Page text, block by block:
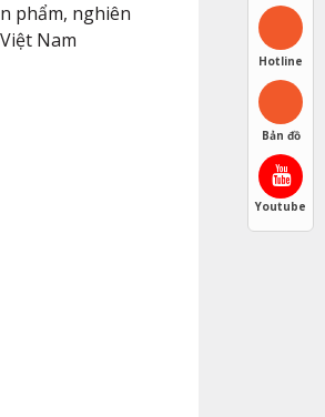
phẩm, nghiên
Nam
Hotline
Bản đồ
Youtube